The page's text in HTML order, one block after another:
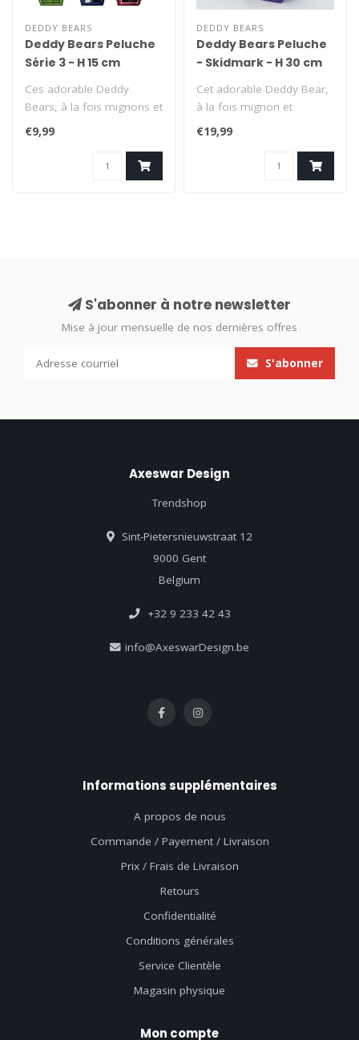
DEDDY BEARS
Deddy Bears Peluche
Série 3 - H 15 cm
Ces adorable Deddy
Bears, à la fois mignons et
mystérieusement
effrayants, che..
€9,99
DEDDY BEARS
Deddy Bears Peluche
- Skidmark - H 30 cm
Cet adorable Deddy Bear,
à la fois mignon et
mystérieusement
effrayant, cherch..
€19,99
S'abonner à notre newsletter
Mise à jour mensuelle de nos dernières offres
S'abonner
Axeswar Design
Trendshop
Sint-Pietersnieuwstraat 12
9000 Gent
Belgium
+32 9 233 42 43
info@AxeswarDesign.be
Informations supplémentaires
A propos de nous
Commande / Payement / Livraison
Prix / Frais de Livraison
Retours
Confidentialité
Conditions générales
Service Clientèle
Magasin physique
Mon compte